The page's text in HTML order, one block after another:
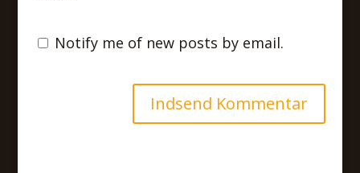
Notify me of new posts by email.